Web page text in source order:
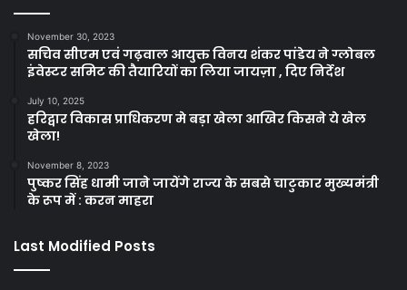
November 30, 2023
सचिव सीएम एवं गढ़वाल आयुक्त विनय शंकर पांडेय ने ग्लोबल
इंवेस्टर समिट की तैयारियों का लिया जायज़ा , दिए निर्देश
July 10, 2025
हरिद्वार विकास प्राधिकरण मे बड़ा खेला आखिर किसने ये खेल
खेला!
November 8, 2023
पुष्कर सिंह धामी जाने जायेंगे राज्य के सबसे चाटुकार मुख्यमंत्री
के रूप में : करन माहरा
Last Modified Posts